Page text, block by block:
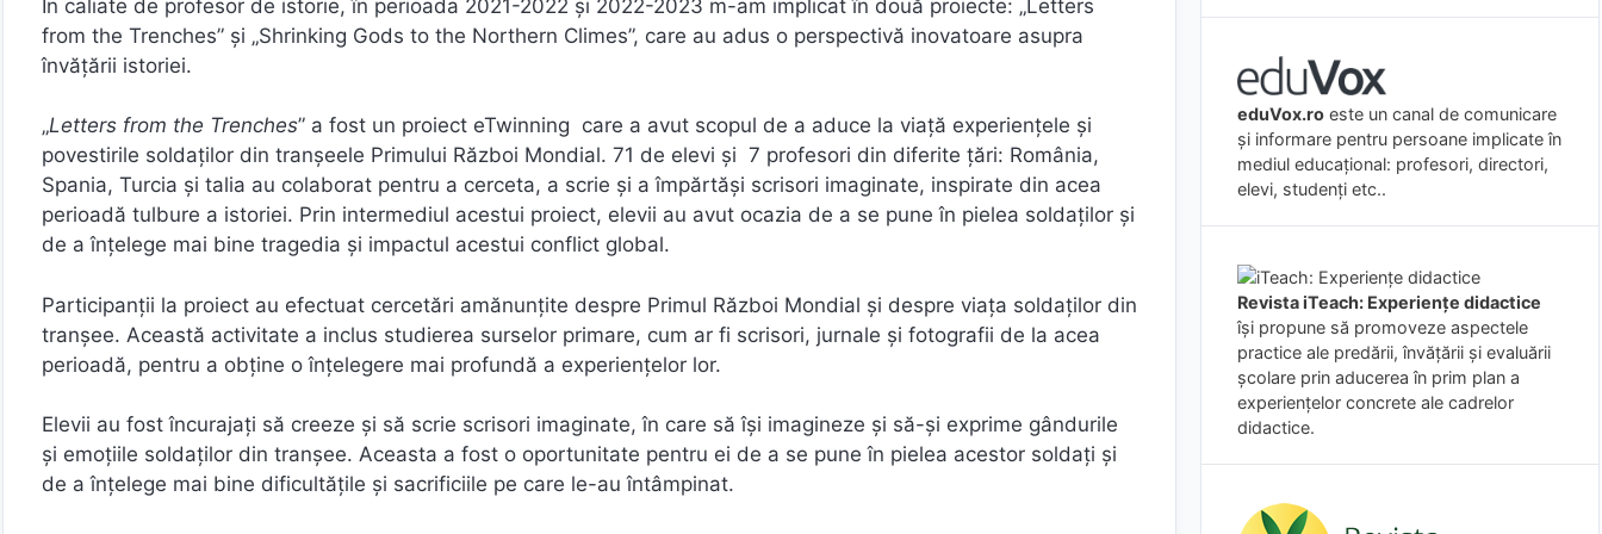
În caliate de profesor de istorie, în perioada 2021-2022 și 2022-2023 m-am implicat în două proiecte: „Letters
from the Trenches” și „Shrinking Gods to the Northern Climes”, care au adus o perspectivă inovatoare asupra
învățării istoriei.
„Letters from the Trenches” a fost un proiect eTwinning care a avut scopul de a aduce la viață experiențele și
povestirile soldaților din tranșeele Primului Război Mondial. 71 de elevi și 7 profesori din diferite țări: România,
Spania, Turcia și talia au colaborat pentru a cerceta, a scrie și a împărtăși scrisori imaginate, inspirate din acea
perioadă tulbure a istoriei. Prin intermediul acestui proiect, elevii au avut ocazia de a se pune în pielea soldaților și
de a înțelege mai bine tragedia și impactul acestui conflict global.
Participanții la proiect au efectuat cercetări amănunțite despre Primul Război Mondial și despre viața soldaților din
tranșee. Această activitate a inclus studierea surselor primare, cum ar fi scrisori, jurnale și fotografii de la acea
perioadă, pentru a obține o înțelegere mai profundă a experiențelor lor.
Elevii au fost încurajați să creeze și să scrie scrisori imaginate, în care să își imagineze și să-și exprime gândurile
și emoțiile soldaților din tranșee. Aceasta a fost o oportunitate pentru ei de a se pune în pielea acestor soldați și
de a înțelege mai bine dificultățile și sacrificiile pe care le-au întâmpinat.
eduVox.ro este un canal de comunicare
și informare pentru persoane implicate în
mediul educațional: profesori, directori,
elevi, studenți etc..
Revista iTeach: Experienţe didactice
îşi propune să promoveze aspectele
practice ale predării, învăţării şi evaluării
şcolare prin aducerea în prim plan a
experienţelor concrete ale cadrelor
didactice.